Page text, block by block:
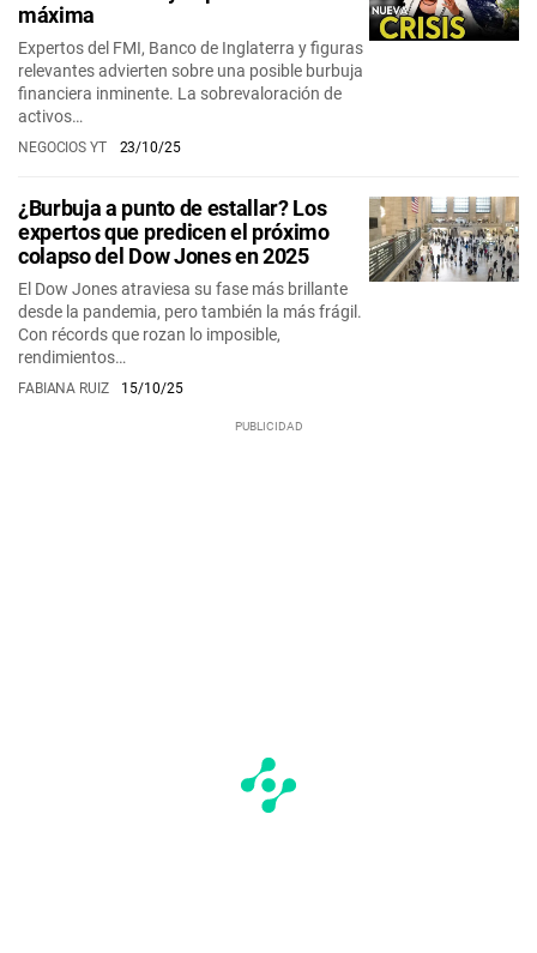
máxima
Expertos del FMI, Banco de Inglaterra y figuras
relevantes advierten sobre una posible burbuja
financiera inminente. La sobrevaloración de
activos…
NEGOCIOS YT 23/10/25
¿Burbuja a punto de estallar? Los
expertos que predicen el próximo
colapso del Dow Jones en 2025
El Dow Jones atraviesa su fase más brillante
desde la pandemia, pero también la más frágil.
Con récords que rozan lo imposible,
rendimientos…
FABIANA RUIZ 15/10/25